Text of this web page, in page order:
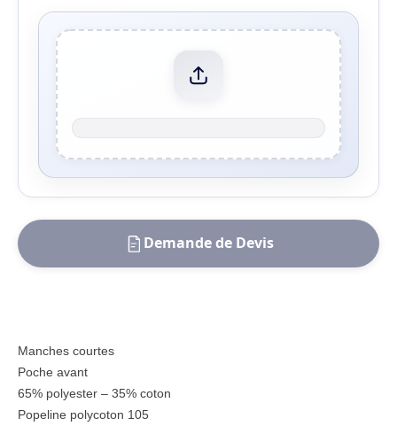
Demande de Devis
Manches courtes
Poche avant
65% polyester – 35% coton
Popeline polycoton 105